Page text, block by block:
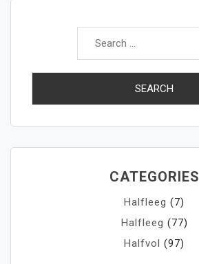
Search
CATEGORIES
Halfleeg (7)
Halfleeg (77)
Halfvol (97)